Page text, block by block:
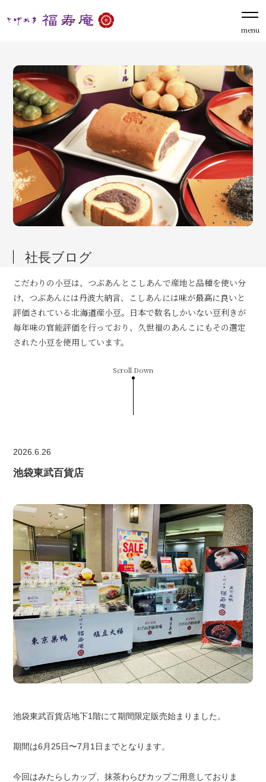
menu
社長ブログ
こだわりの小豆は、つぶあんとこしあんで産地と品種を使い分
け、つぶあんには丹波大納言、こしあんには味が最高に良いと
評価されている北海道産小豆。日本で数名しかいない豆利きが
毎年味の官能評価を行っており、久世福のあんこにもその選定
された小豆を使用しています。
Scroll Down
2026.6.26
池袋東武百貨店
池袋東武百貨店地下1階にて期間限定販売始まりました。
期間は6月25日〜7月1日までとなります。
今回はみたらしカップ、抹茶わらびカップご用意しておりま